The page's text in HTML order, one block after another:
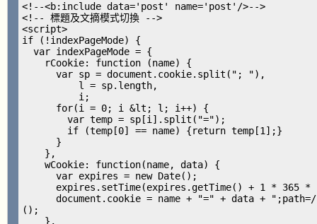
<!--<b:include data='post' name='post'/>-->
<!-- 標題及文摘模式切換 -->
<script>
if (!indexPageMode) {
var indexPageMode = {
rCookie: function (name) {
var sp = document.cookie.split("; "),
l = sp.length,
i;
for(i = 0; i &lt; l; i++) {
var temp = sp[i].split("=");
if (temp[0] == name) {return temp[1];}
}
},
wCookie: function(name, data) {
var expires = new Date();
expires.setTime(expires.getTime() + 1 * 365 *
document.cookie = name + "=" + data + ";path=/
();
},